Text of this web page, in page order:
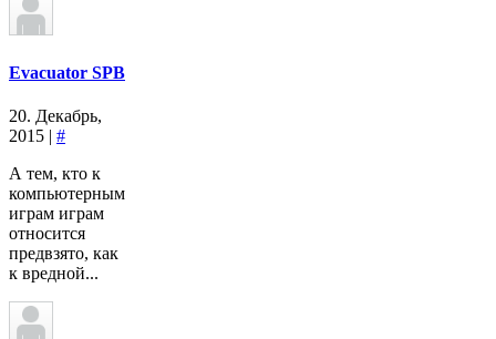
Evacuator SPB
20. Декабрь,
2015 | #
А тем, кто к
компьютерным
играм играм
относится
предвзято, как
к вредной...